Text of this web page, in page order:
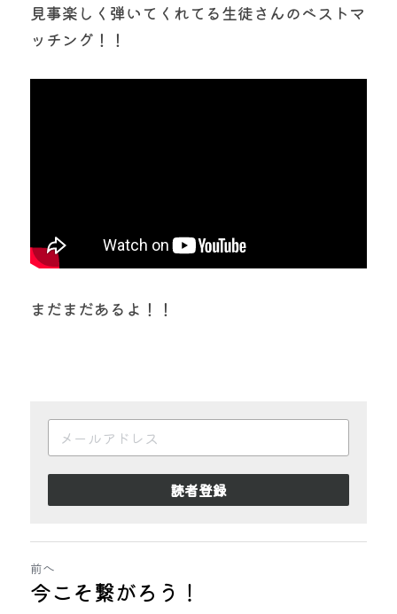
見事楽しく弾いてくれてる生徒さんのベストマ
ッチング！！
まだまだあるよ！！
読者登録
前へ
今こそ繋がろう！